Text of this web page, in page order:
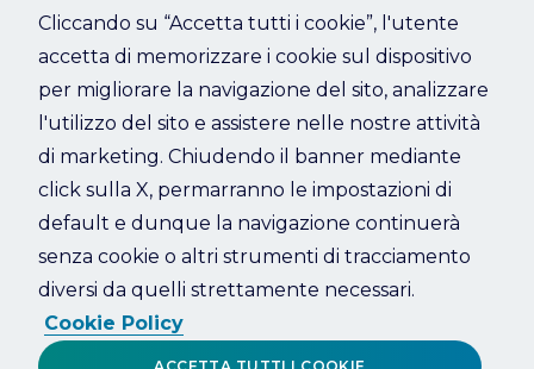
Refresh
Cliccando su “Accetta tutti i cookie”, l'utente
accetta di memorizzare i cookie sul dispositivo
per migliorare la navigazione del sito, analizzare
l'utilizzo del sito e assistere nelle nostre attività
di marketing. Chiudendo il banner mediante
click sulla X, permarranno le impostazioni di
default e dunque la navigazione continuerà
senza cookie o altri strumenti di tracciamento
diversi da quelli strettamente necessari.
Cookie Policy